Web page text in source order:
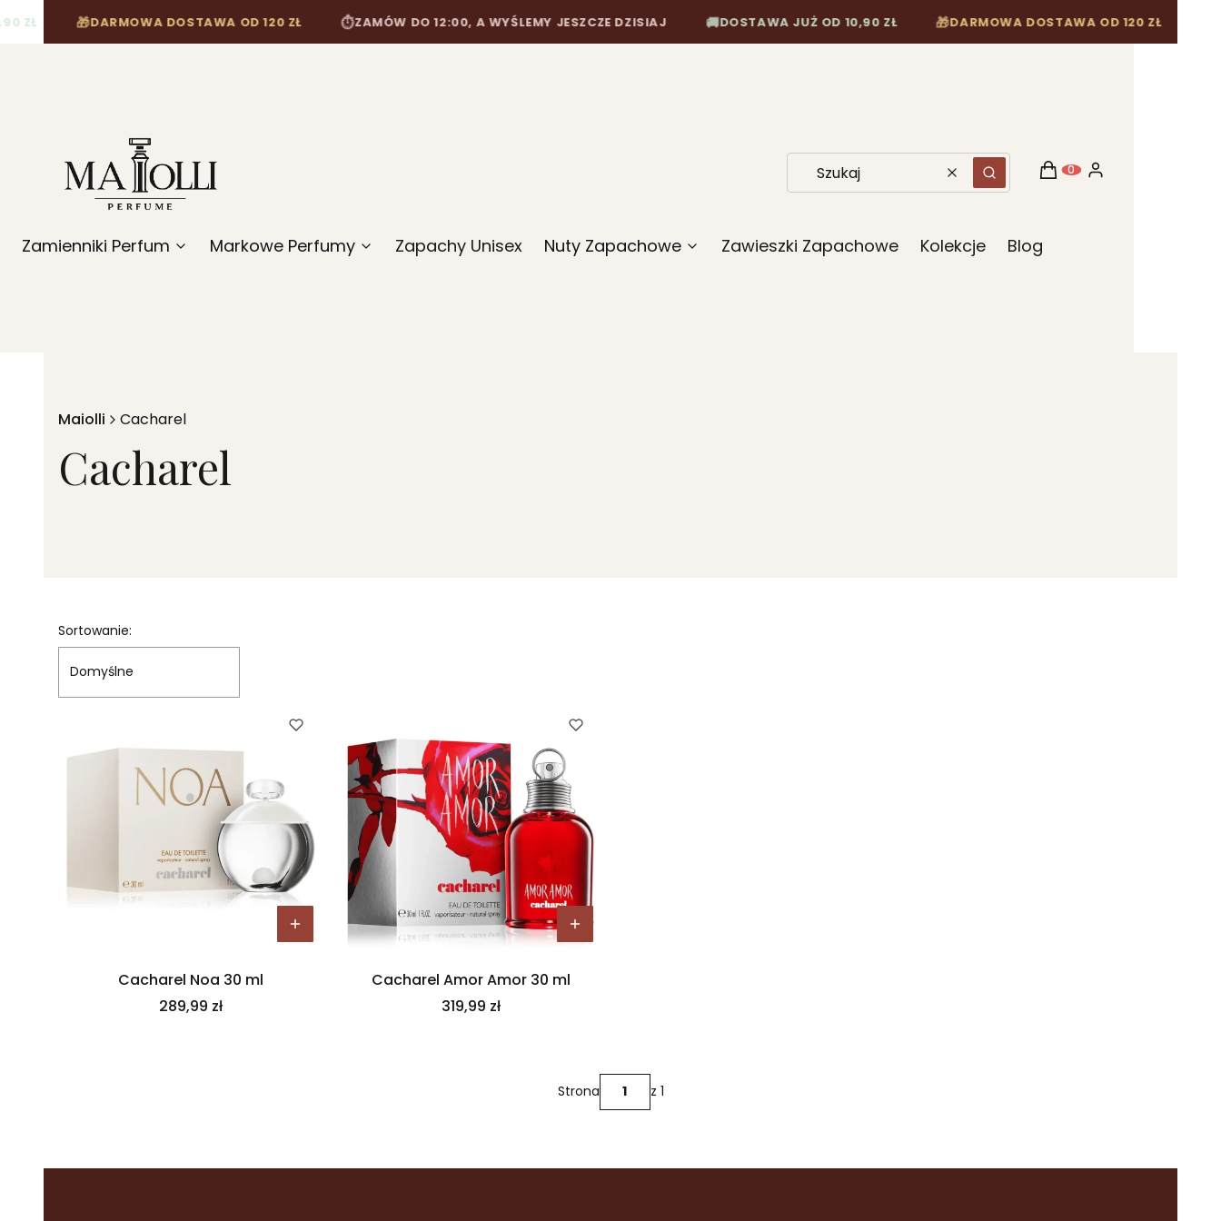
DARMOWA DOSTAWA OD 120 ZŁ ZAMÓW DO 12:00, A WYŚLEMY JESZCZE DZISIAJ DOSTAWA JUŻ OD 10,90 ZŁ DARMOWA DOSTAWA OD 120 ZŁ
WyczyśćSzukaj Produkty w koszyku: 0.
Koszyk Zaloguj się
Zamienniki Perfum Markowe Perfumy Zapachy Unisex Nuty Zapachowe Zawieszki Zapachowe Kolekcje Blog
Maiolli Cacharel
Cacharel
Lista produktów
Sortowanie:
Domyślne
Cacharel Noa 30 ml
Cena
289,99 zł
Cacharel Amor Amor 30 ml
Cena
319,99 zł
Strona z 1